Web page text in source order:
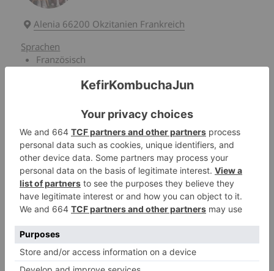
Alenia 66200 Okzitanien Frankreich
Sprachen
Französisch
Blattmilch Kefir Körner
Mutter von Kombucha
Mutter von Weinessig
Freigabemodi
Manuelle Zustellung
Versand gegen einen vorgestempelten Umschlag
Details auflisten
Versand nur in Frankreich (Milchkefir)gegen 2
votre adresse affranchie en prioritaire pour
fruit en main propre.kéfir de fruit et mère de
Kombucha et de vinaigre de vin: Nur per Hand